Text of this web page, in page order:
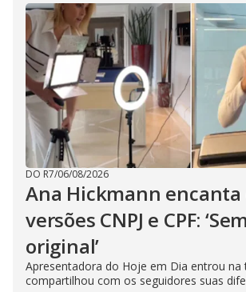
DO R7/06/08/2026
Ana Hickmann encanta
versões CNPJ e CPF:
original’
Apresentadora do Hoje em Dia entrou na
compartilhou com os seguidores suas